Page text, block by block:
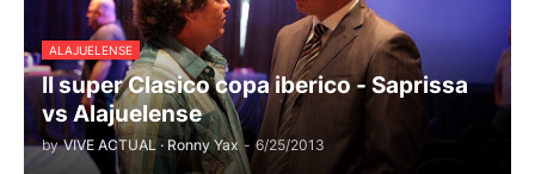
ALAJUELENSE
II super Clasico copa iberico - Saprissa
vs Alajuelense
by VIVE ACTUAL · Ronny Yax - 6/25/2013